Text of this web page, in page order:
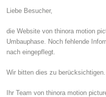
Liebe Besucher,
die Website von thinora motion
Umbauphase. Noch fehlende
nach eingepflegt.
Wir bitten dies zu berücksichtigen.
Ihr Team von thinora motion